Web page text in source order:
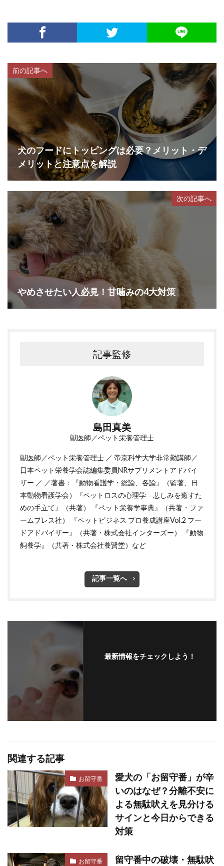
前の記事へ
犬のフードにトッピングは必要？メリット・デ
メリットと注意点を解説
次の記事へ
やめさせたい人必見！甘噛みの4大対策
記事監修
島田真美
獣医師／ペット栄養管理士
獣医師／ペット栄養管理士 ／ 帝京科学大学非常勤講師／
日本ペット栄養学会誌編集委員NRサプリメントアドバイ
ザー ／ ／著書：『動物看護学・総論、各論』（監著、日
本動物看護学会）『ペットロスの心理学―悲しみを癒すた
めの手立て』（共著） 『ペット栄養学事典』（共著・ファ
ームプレス社） 『ペットビジネス プロ養成講座Vol.2 フー
ドアドバイザー』（共著・株式会社インターズー） 『動物
飼養学』（共著・株式会社養賢堂）など
記事一覧へ
最新情報をチェックしよう！
関連する記事
お留守番
愛犬の「お留守番」が辛
いのはなぜ？分離不安に
よる無駄吠えを見分ける
サインと今日からできる
対策
お留守番
留守番中の破壊・無駄吠